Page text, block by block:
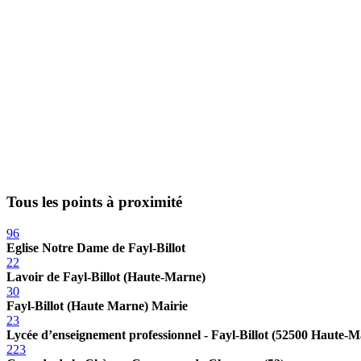
Tous les points à proximité
96
Eglise Notre Dame de Fayl-Billot
22
Lavoir de Fayl-Billot (Haute-Marne)
30
Fayl-Billot (Haute Marne) Mairie
23
Lycée d’enseignement professionnel - Fayl-Billot (52500 Haute-
223